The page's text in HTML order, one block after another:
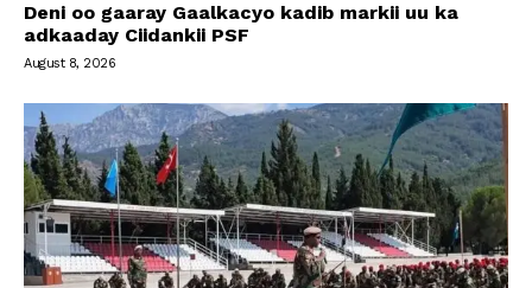
Deni oo gaaray Gaalkacyo kadib markii uu ka
adkaaday Ciidankii PSF
August 8, 2026